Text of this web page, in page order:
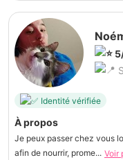
Identité vérifiée
À propos
Je peux passer chez vous
afin de nourrir, prome... Voir